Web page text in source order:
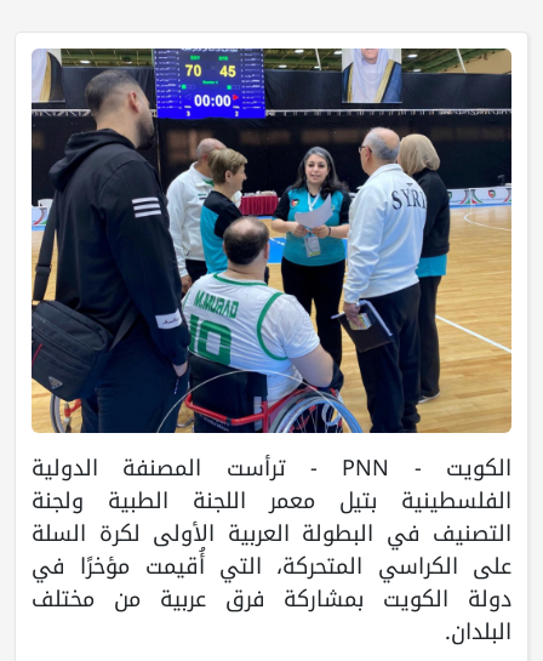
الكويت - PNN - ترأست المصنفة الدولية
الفلسطينية بتيل معمر اللجنة الطبية ولجنة
التصنيف في البطولة العربية الأولى لكرة السلة
على الكراسي المتحركة، التي أُقيمت مؤخرًا في
دولة الكويت بمشاركة فرق عربية من مختلف
البلدان.